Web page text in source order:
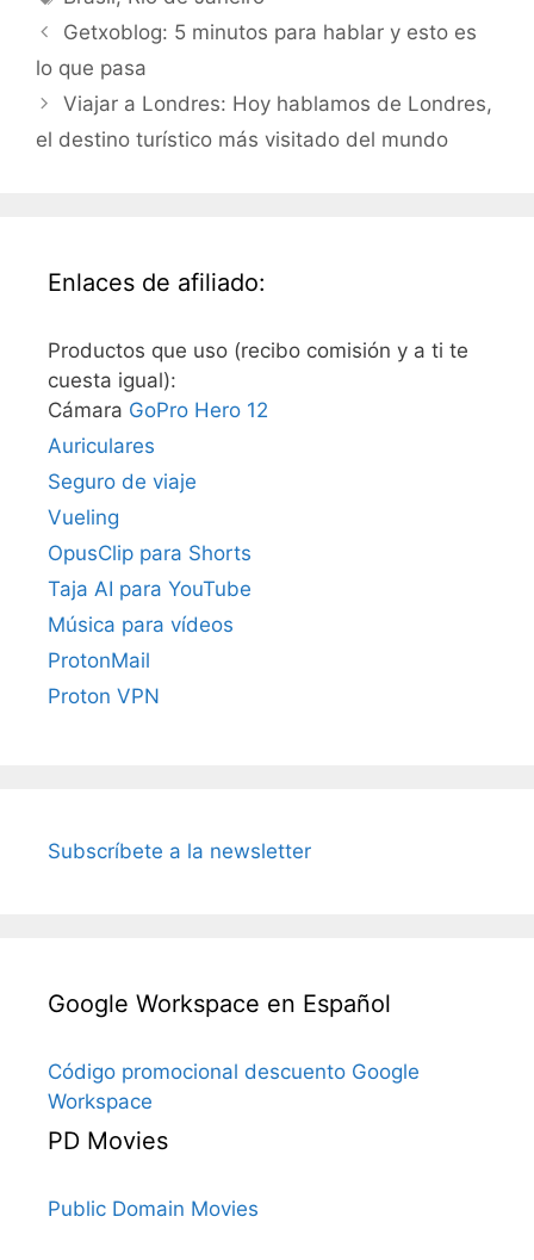
Getxoblog: 5 minutos para hablar y esto es
lo que pasa
Viajar a Londres: Hoy hablamos de Londres,
el destino turístico más visitado del mundo
Enlaces de afiliado:
Productos que uso (recibo comisión y a ti te
cuesta igual):
Cámara GoPro Hero 12
Auriculares
Seguro de viaje
Vueling
OpusClip para Shorts
Taja AI para YouTube
Música para vídeos
ProtonMail
Proton VPN
Subscríbete a la newsletter
Google Workspace en Español
Código promocional descuento Google
Workspace
PD Movies
Public Domain Movies